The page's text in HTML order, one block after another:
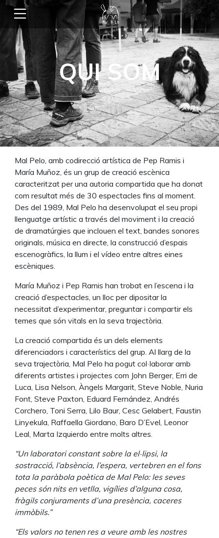
QUI SOM
Mal Pelo, amb codirecció artística de Pep Ramis i
María Muñoz, és un grup de creació escènica
caracteritzat per una autoria compartida que ha donat
com resultat més de 30 espectacles fins al moment.
Des del 1989, Mal Pelo ha desenvolupat el seu propi
llenguatge artístic a través del moviment i la creació
de dramatúrgies que inclouen el text, bandes sonores
originals, música en directe, la construcció d’espais
escenogràfics, la llum i el vídeo entre altres eines
escèniques.
María Muñoz i Pep Ramis han trobat en l’escena i la
creació d’espectacles, un lloc per dipositar la
necessitat d’experimentar, preguntar i compartir els
temes que són vitals en la seva trajectòria.
La creació compartida és un dels elements
diferenciadors i característics del grup. Al llarg de la
seva trajectòria, Mal Pelo ha pogut col·laborar amb
diferents artistes i projectes com John Berger, Erri de
Luca, Lisa Nelson, Àngels Margarit, Steve Noble, Nuria
Font, Steve Paxton, Eduard Fernández, Andrés
Corchero, Toni Serra, Lilo Baur, Cesc Gelabert, Faustin
Linyekula, Raffaella Giordano, Baro D’Evel, Leonor
Leal, Marta Izquierdo entre molts altres.
“Un laboratori constant sobre la el·lipsi, la
sostracció, l’absència, l’espera, vertebren en el fons
tota la paràbola poètica de Mal Pelo: les seves
peces són nits en vetlla, vigílies d’alguna cosa,
fràgils conjuraments d’una presència, caceres
immòbils.”
“Els valors no tenen res a veure amb les nostres